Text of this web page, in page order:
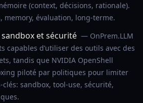
(context, décisions, rationale).
memory, évaluation, long-terme.
et sécurité — OnPrem.LLM
capables d’utiliser des outils avec des
tandis que NVIDIA OpenShell
piloté par politiques pour limiter
clés: sandbox, tool-use, sécurité,